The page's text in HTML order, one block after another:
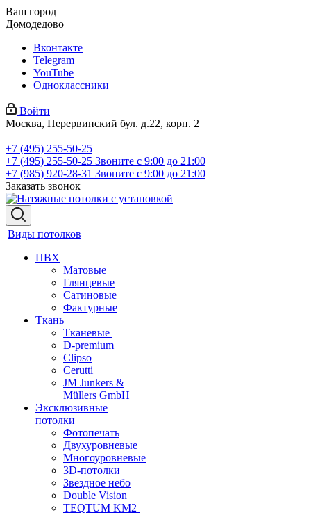
Ваш город
Домодедово
Вконтакте
Telegram
YouTube
Одноклассники
Войти
Москва, Перервинский бул. д.22, корп. 2
+7 (495) 255-50-25
+7 (495) 255-50-25 Звоните с 9:00 до 21:00
+7 (985) 920-28-31 Звоните с 9:00 до 21:00
Заказать звонок
Виды потолков
ПВХ
Матовые
Глянцевые
Сатиновые
Фактурные
Ткань
Тканевые
D-premium
Clipso
Cerutti
JM Junkers &
Müllers GmbH
Эксклюзивные
потолки
Фотопечать
Двухуровневые
Многоуровневые
3D-потолки
Звездное небо
Double Vision
TEQTUM KM2